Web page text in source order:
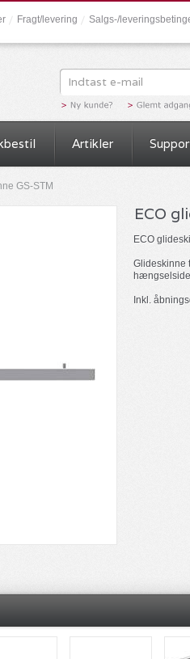
Fragt/levering Salgs-/
Artikler
GS-STM
ECO
ECO
Glideskinne
hængselside
Inkl.